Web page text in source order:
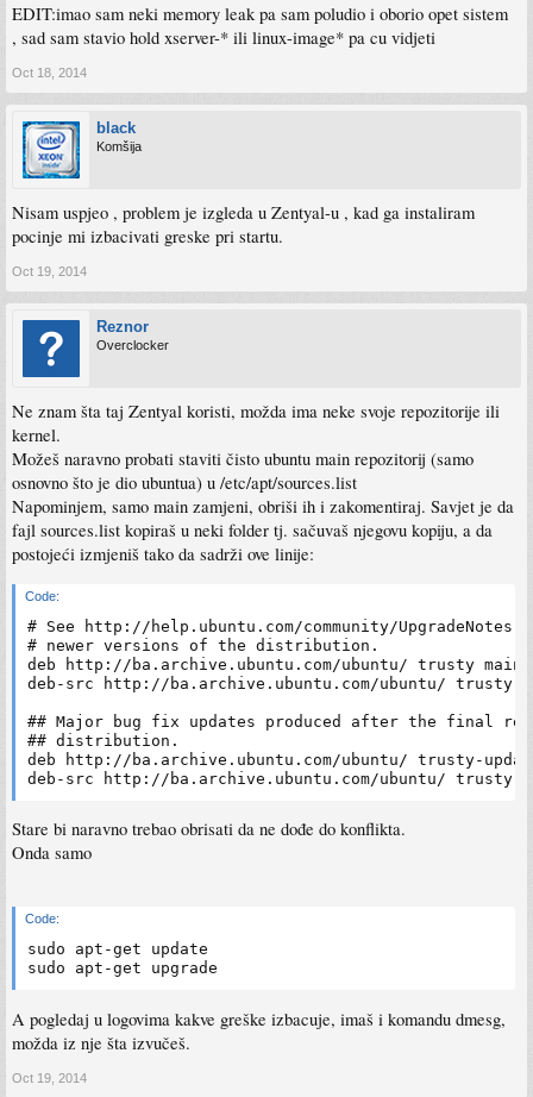
EDIT:imao sam neki memory leak pa sam poludio i oborio opet sistem
, sad sam stavio hold xserver-* ili linux-image* pa cu vidjeti
Oct 18, 2014
black
Komšija
Nisam uspjeo , problem je izgleda u Zentyal-u , kad ga instaliram
pocinje mi izbacivati greske pri startu.
Oct 19, 2014
Reznor
Overclocker
Ne znam šta taj Zentyal koristi, možda ima neke svoje repozitorije ili
kernel.
Možeš naravno probati staviti čisto ubuntu main repozitorij (samo
osnovno što je dio ubuntua) u /etc/apt/sources.list
Napominjem, samo main zamjeni, obriši ih i zakomentiraj. Savjet je da
fajl sources.list kopiraš u neki folder tj. sačuvaš njegovu kopiju, a da
postojeći izmjeniš tako da sadrži ove linije:
Code:
# See http://help.ubuntu.com/community/UpgradeNotes
# newer versions of the distribution.
deb http://ba.archive.ubuntu.com/ubuntu/ trusty
deb-src http://ba.archive.ubuntu.com/ubuntu/ trusty
## Major bug fix updates produced after the final
## distribution.
deb http://ba.archive.ubuntu.com/ubuntu/ trusty-
Stare bi naravno trebao obrisati da ne dođe do konflikta.
Onda samo
Code:
sudo apt-get update
A pogledaj u logovima kakve greške izbacuje, imaš i komandu dmesg,
možda iz nje šta izvučeš.
Oct 19, 2014